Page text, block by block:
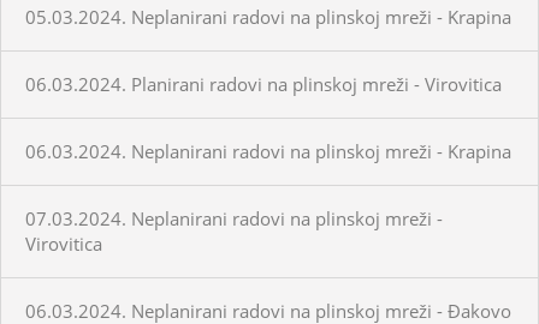
05.03.2024. Neplanirani radovi na plinskoj mreži - Krapina
06.03.2024. Planirani radovi na plinskoj mreži - Virovitica
06.03.2024. Neplanirani radovi na plinskoj mreži - Krapina
07.03.2024. Neplanirani radovi na plinskoj mreži -
Virovitica
06.03.2024. Neplanirani radovi na plinskoj mreži - Đakovo